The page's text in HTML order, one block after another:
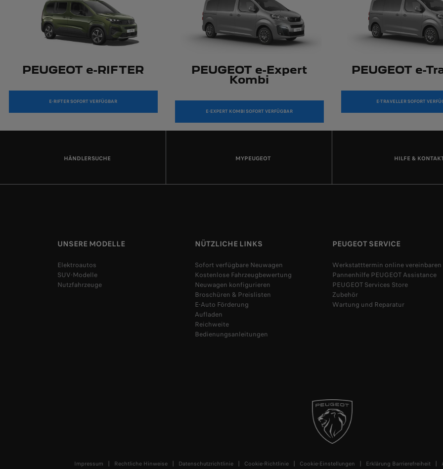
PEUGEOT e-RIFTER
E-RIFTER SOFORT VERFÜGBAR
PEUGEOT e-Expert
Kombi
E-EXPERT KOMBI SOFORT VERFÜGBAR
PEUGEOT e-
E-TRAVELLER SOFORT
HÄNDLERSUCHE MYPEUGEOT HILFE &
UNSERE MODELLE
Elektroautos
SUV-Modelle
Nutzfahrzeuge
NÜTZLICHE LINKS
Sofort verfügbare Neuwagen
Kostenlose Fahrzeugbewertung
Neuwagen konfigurieren
Broschüren & Preislisten
E-Auto Förderung
Aufladen
Reichweite
Bedienungsanleitungen
PEUGEOT SERVICE
Werkstatttermin online vereinbaren
Pannenhilfe PEUGEOT Assistance
PEUGEOT Services Store
Zubehör
Wartung und Reparatur
Impressum Rechtliche Hinweise Datenschutzrichtlinie Cookie-Richtlinie Cookie-Einstellungen Erklärung Barrierefreiheit